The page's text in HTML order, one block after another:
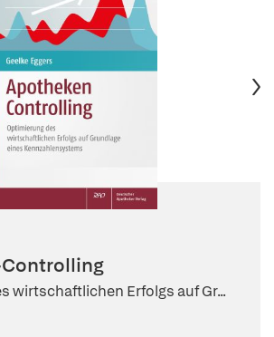
wirtschaftlichen Erfolgs auf Gr...